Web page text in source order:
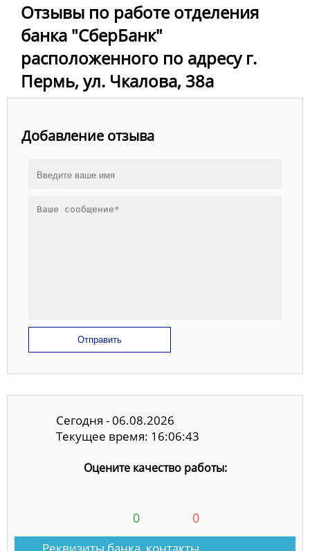
Отзывы по работе отделения
банка "СберБанк"
расположенного по адресу г.
Пермь, ул. Чкалова, 38а
Добавление отзыва
Отправить
Сегодня - 06.08.2026
Текущее время: 16:06:43
Оцените качество работы:
0 0